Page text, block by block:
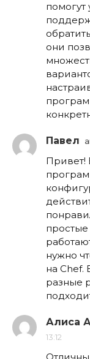
помогут
они
Павел
Привет!
нужно
на Chef.
разные
Алиса
13:12